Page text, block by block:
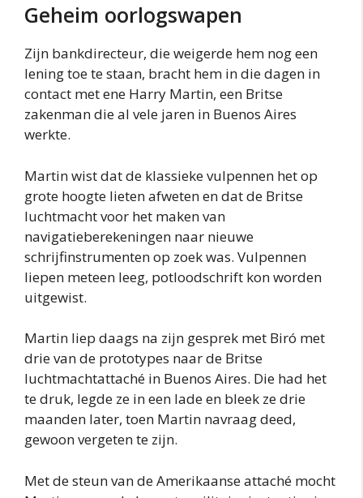
Geheim oorlogswapen
Zijn bankdirecteur, die weigerde hem nog een
lening toe te staan, bracht hem in die dagen in
contact met ene Harry Martin, een Britse
zakenman die al vele jaren in Buenos Aires
werkte.
Martin wist dat de klassieke vulpennen het op
grote hoogte lieten afweten en dat de Britse
luchtmacht voor het maken van
navigatieberekeningen naar nieuwe
schrijfinstrumenten op zoek was. Vulpennen
liepen meteen leeg, potloodschrift kon worden
uitgewist.
Martin liep daags na zijn gesprek met Biró met
drie van de prototypes naar de Britse
luchtmachtattaché in Buenos Aires. Die had het
te druk, legde ze in een lade en bleek ze drie
maanden later, toen Martin navraag deed,
gewoon vergeten te zijn.
Met de steun van de Amerikaanse attaché mocht